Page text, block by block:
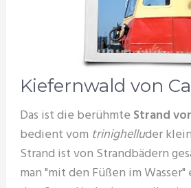
Kiefernwald von
Das ist die berühmte Strand
bedient vom trinighelluder
Strand ist von Strandbädern
man "mit den Füßen im Wasser"